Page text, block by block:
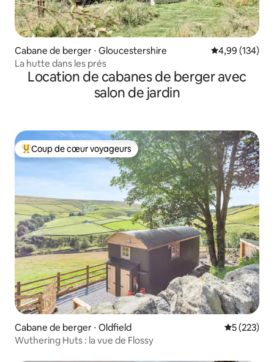
Cabane de berger ⋅ Gloucestershire Évaluation
4,99 (134)
La hutte dans les prés
Location de cabanes de berger avec
salon de jardin
Coups de cœur voyageurs les plus appréciés
Coup de cœur voyageurs
Cabane de berger ⋅ Oldfield Évaluation
5 (223)
Wuthering Huts : la vue de Flossy